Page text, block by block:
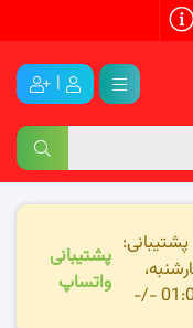
|
پشتیبانی
واتساپ